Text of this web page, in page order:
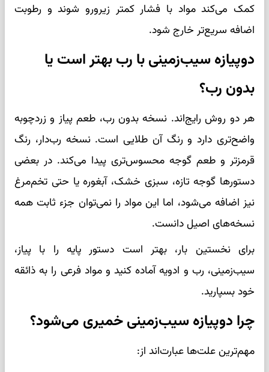
کمک می‌کند مواد با فشار کمتر زیرورو شوند و رطوبت
اضافه سریع‌تر خارج شود.
دوپیازه سیب‌زمینی با رب بهتر است یا
بدون رب؟
هر دو روش رایج‌اند. نسخه بدون رب، طعم پیاز و زردچوبه
واضح‌تری دارد و رنگ آن طلایی است. نسخه رب‌دار، رنگ
قرمزتر و طعم گوجه محسوس‌تری پیدا می‌کند. در بعضی
دستورها گوجه تازه، سبزی خشک، آبغوره یا حتی تخم‌مرغ
نیز اضافه می‌شود، اما این مواد را نمی‌توان جزء ثابت همه
نسخه‌های اصیل دانست.
برای نخستین بار، بهتر است دستور پایه را با پیاز،
سیب‌زمینی، رب و ادویه آماده کنید و مواد فرعی را به ذائقه
خود بسپارید.
چرا دوپیازه سیب‌زمینی خمیری می‌شود؟
مهم‌ترین علت‌ها عبارت‌اند از: